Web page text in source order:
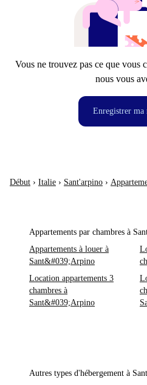
Vous ne trouvez pas ce que vous
nous vous
Enregistrer ma
Début › Italie › Sant'arpino ›
Appartements par chambres à
Appartements à louer à
Sant&#039;Arpino
Location appartements 3
chambres à
Sant&#039;Arpino
Autres types d'hébergement à